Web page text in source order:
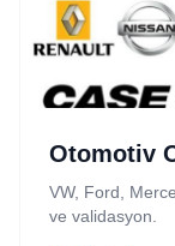
Otomotiv
VW, Ford,
ve validasyon.